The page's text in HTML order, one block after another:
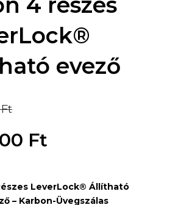
evező
Ft
price
63
Ft
LeverLock® Állítható
– Karbon-Üvegszálas